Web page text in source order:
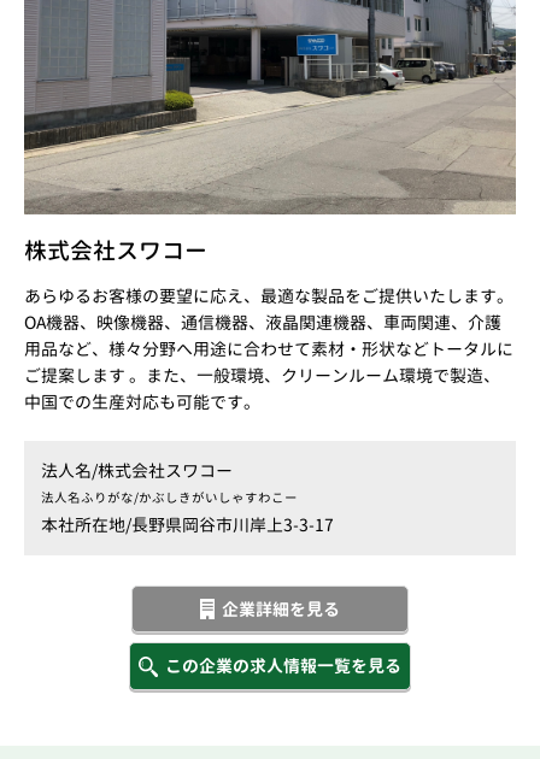
株式会社スワコー
あらゆるお客様の要望に応え、最適な製品をご提供いたします。
OA機器、映像機器、通信機器、液晶関連機器、車両関連、介護
用品など、様々分野へ用途に合わせて素材・形状などトータルに
ご提案します 。また、一般環境、クリーンルーム環境で製造、
中国での生産対応も可能です。
法人名/株式会社スワコー
法人名ふりがな/かぶしきがいしゃすわこー
本社所在地/長野県岡谷市川岸上3-3-17
企業詳細を見る
この企業の求人情報一覧を見る